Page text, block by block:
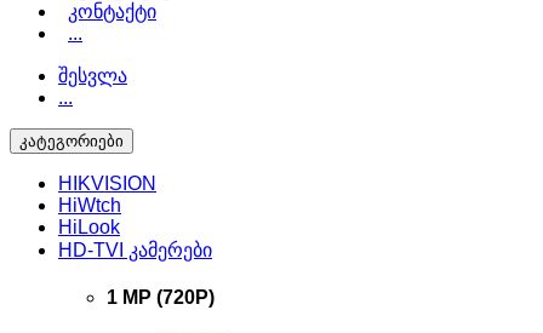
კონტაქტი
...
შესვლა
...
კატეგორიები
HIKVISION
HiWtch
HiLook
HD-TVI კამერები
1 MP (720P)